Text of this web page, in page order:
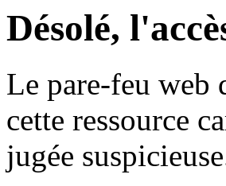
Désolé,
Le pare-feu web
cette ressource
jugée